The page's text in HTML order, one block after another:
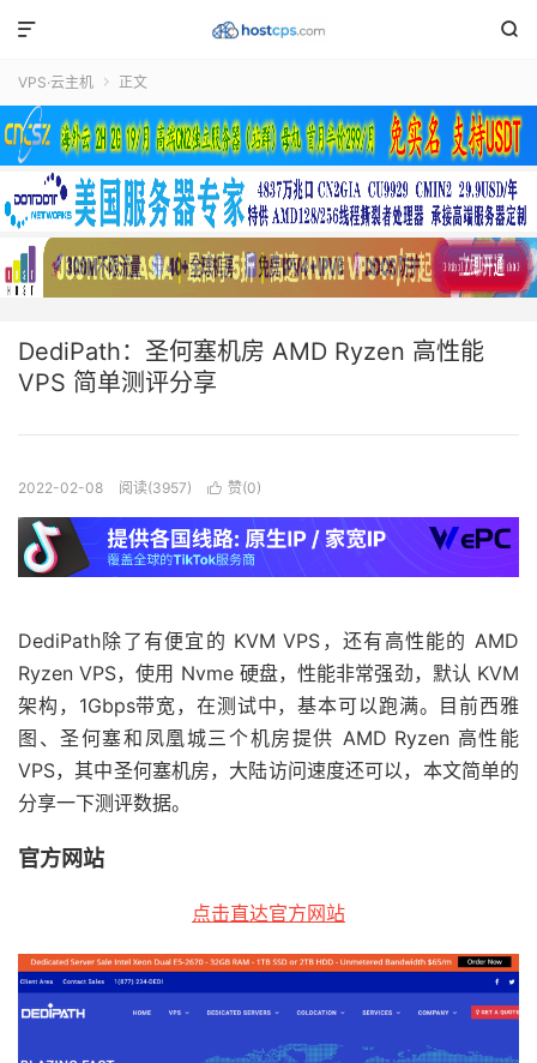


VPS·云主机  正文
DediPath：圣何塞机房 AMD Ryzen 高性能
VPS 简单测评分享
2022-02-08 阅读(3957)  赞(0)
DediPath除了有便宜的 KVM VPS，还有高性能的 AMD
Ryzen VPS，使用 Nvme 硬盘，性能非常强劲，默认 KVM
架构，1Gbps带宽，在测试中，基本可以跑满。目前西雅
图、圣何塞和凤凰城三个机房提供 AMD Ryzen 高性能
VPS，其中圣何塞机房，大陆访问速度还可以，本文简单的
分享一下测评数据。
官方网站
点击直达官方网站